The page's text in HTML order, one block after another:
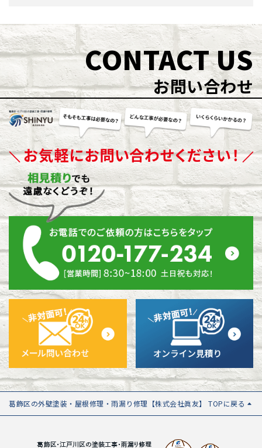
CONTACT US
お問い合わせ
葛飾区の外壁塗装・屋根修理・雨漏り修理【株式会社眞友】 TOPに戻る